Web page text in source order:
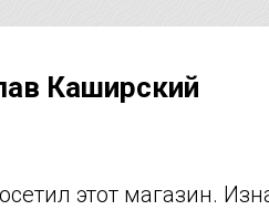
Каширский
этот магазин.